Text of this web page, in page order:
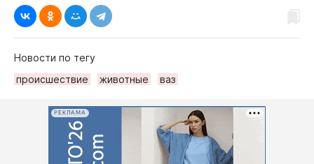
Новости по тегу
происшествие
животные ваз
РЕКЛАМА